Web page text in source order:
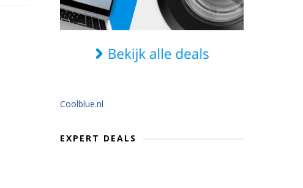
Coolblue.nl
EXPERT DEALS